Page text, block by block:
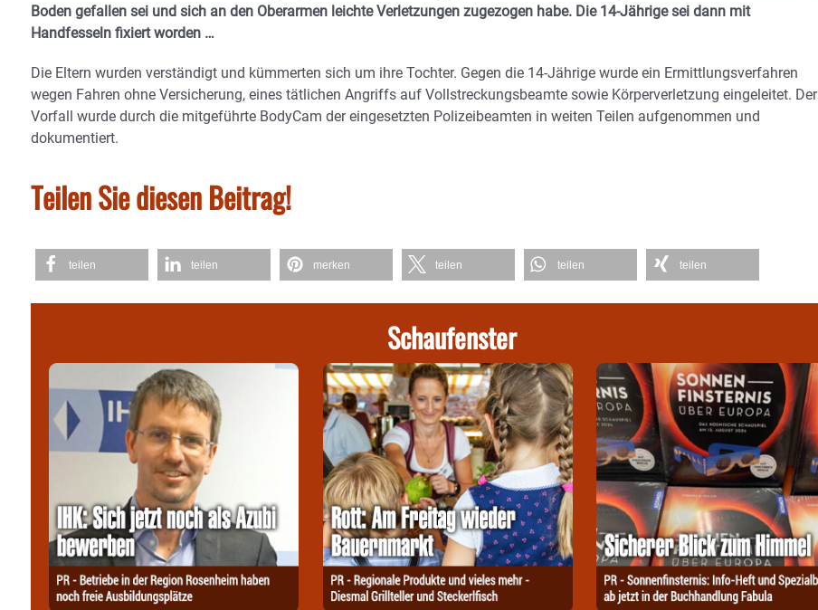
Boden gefallen sei und sich an den Oberarmen leichte Verletzungen zugezogen habe. Die 14-Jährige sei dann mit
Handfesseln fixiert worden …
Die Eltern wurden verständigt und kümmerten sich um ihre Tochter. Gegen die 14-Jährige wurde ein Ermittlungsverfahren
wegen Fahren ohne Versicherung, eines tätlichen Angriffs auf Vollstreckungsbeamte sowie Körperverletzung eingeleitet. Der
Vorfall wurde durch die mitgeführte BodyCam der eingesetzten Polizeibeamten in weiten Teilen aufgenommen und
dokumentiert.
Teilen Sie diesen Beitrag!
teilen teilen merken teilen teilen teilen
Schaufenster